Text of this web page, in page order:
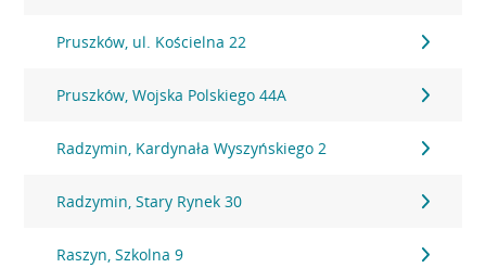
Pruszków, ul. Kościelna 22
Pruszków, Wojska Polskiego 44A
Radzymin, Kardynała Wyszyńskiego 2
Radzymin, Stary Rynek 30
Raszyn, Szkolna 9